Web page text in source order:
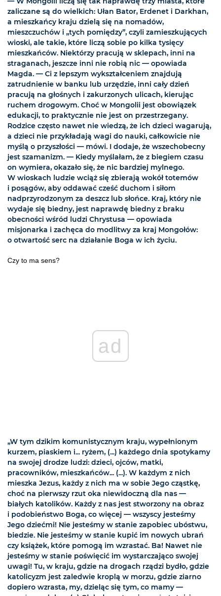
zaliczane są do wielkich: Ułan Bator, Erdenet i Darkhan,
a mieszkańcy kraju dzielą się na nomadów,
mieszczuchów i „tych pomiędzy”, czyli zamieszkujących
wioski, ale takie, które liczą sobie po kilka tysięcy
mieszkańców. Niektórzy pracują w sklepach, inni na
straganach, jeszcze inni nie robią nic — opowiada
Magda. — Ci z lepszym wykształceniem znajdują
zatrudnienie w banku lub urzędzie, inni cały dzień
pracują na głośnych i zakurzonych ulicach, kierując
ruchem drogowym. Choć w Mongolii jest obowiązek
edukacji, to praktycznie nie jest on przestrzegany.
Rodzice często nawet nie wiedzą, że ich dzieci wagarują,
a dzieci nie przykładają wagi do nauki, całkowicie nie
myślą o przyszłości — mówi. I dodaje, że wszechobecny
jest szamanizm. — Kiedy myślałam, że z biegiem czasu
on wymiera, okazało się, że nic bardziej mylnego.
W wioskach ludzie wciąż się zbierają wokół totemów
i posągów, aby oddawać cześć duchom i siłom
nadprzyrodzonym za deszcz lub słońce. Kraj, który nie
wydaje się biedny, jest naprawdę biedny z braku
obecności wśród ludzi Chrystusa — opowiada
misjonarka i zachęca do modlitwy za kraj Mongołów:
o otwartość serc na działanie Boga w ich życiu.
Czy to ma sens?
ad
„W tym dzikim komunistycznym kraju, wypełnionym
kurzem, piaskiem i... ryżem, (...) każdego dnia spotykamy
na swojej drodze ludzi: dzieci, ojców, matki,
pracowników, mieszkańców... (...). W każdym z nich
mieszka Jezus, każdy z nich ma w sobie Jego cząstkę,
choć na pierwszy rzut oka niewidoczną dla nas —
białych katolików. Każdy z nas jest stworzony na obraz
i podobieństwo Boga, co więcej — wszyscy jesteśmy
Jego dziećmi! Nie jesteśmy w stanie zapobiec ubóstwu,
biedzie. Nie jesteśmy w stanie kupić im nowych ubrań
czy książek, które pomogą im wzrastać. Ba! Nawet nie
jesteśmy w stanie poświęcić im wystarczająco swojej
uwagi! Tu, w kraju, gdzie na drogach rządzi bydło, gdzie
katolicyzm jest zaledwie kroplą w morzu, gdzie ziarno
dopiero wzrasta, my, dzieląc się tym, co mamy —